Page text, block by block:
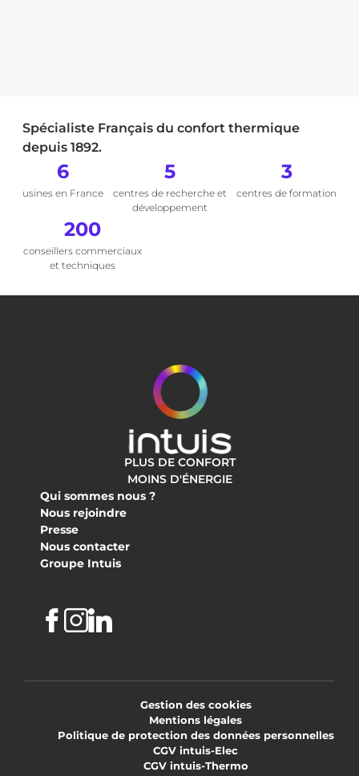
Spécialiste Français du confort thermique
depuis 1892.
6
usines en France
5
centres de recherche et
développement
3
centres de formation
200
conseillers commerciaux
et techniques
PLUS DE CONFORT
MOINS D'ÉNERGIE
Qui sommes nous ?
Nous rejoindre
Presse
Nous contacter
Groupe Intuis
Facebook
Instagram
Linkedin
Gestion des cookies
Mentions légales
Politique de protection des données personnelles
CGV intuis-Elec
CGV intuis-Thermo